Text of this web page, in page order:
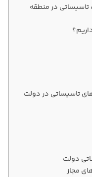
تاسیساتی در منطقه
تاسیساتی در دولت
دولت
مجاز